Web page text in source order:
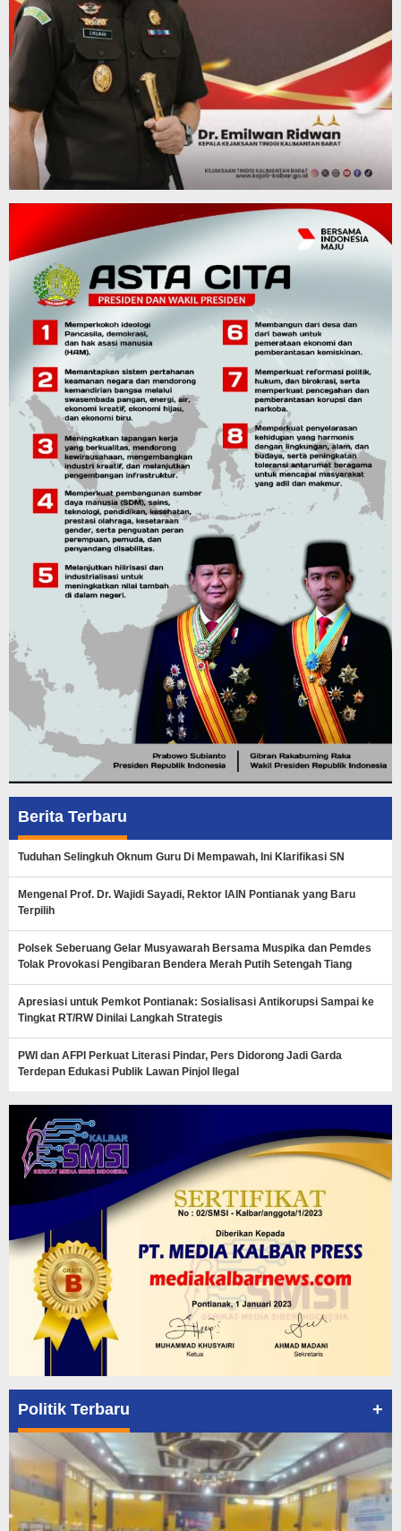
Berita Terbaru
Tuduhan Selingkuh Oknum Guru Di Mempawah, Ini Klarifikasi SN
Mengenal Prof. Dr. Wajidi Sayadi, Rektor IAIN Pontianak yang Baru
Terpilih
Polsek Seberuang Gelar Musyawarah Bersama Muspika dan Pemdes
Tolak Provokasi Pengibaran Bendera Merah Putih Setengah Tiang
Apresiasi untuk Pemkot Pontianak: Sosialisasi Antikorupsi Sampai ke
Tingkat RT/RW Dinilai Langkah Strategis
PWI dan AFPI Perkuat Literasi Pindar, Pers Didorong Jadi Garda
Terdepan Edukasi Publik Lawan Pinjol Ilegal
Politik Terbaru +